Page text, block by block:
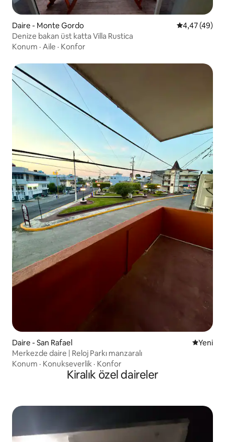
Daire - Monte Gordo 5 üzerinden
4,47 (49)
Denize bakan üst katta Villa Rustica
Konum · Aile · Konfor
Daire - San Rafael Yeni
Yeni
Merkezde daire | Reloj Parkı manzaralı
Konum · Konukseverlik · Konfor
Kiralık özel daireler